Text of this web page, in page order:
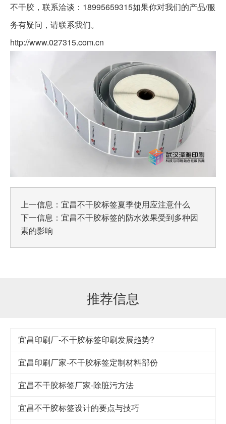
不干胶，联系洽谈：18995659315如果你对我们的产品/服
务有疑问，请联系我们。
http://www.027315.com.cn
上一信息： 宜昌不干胶标签夏季使用应注意什么
下一信息： 宜昌不干胶标签的防水效果受到多种因
素的影响
推荐信息
宜昌印刷厂-不干胶标签印刷发展趋势?
宜昌印刷厂家-不干胶标签定制材料部份
宜昌不干胶标签厂家-除脏污方法
宜昌不干胶标签设计的要点与技巧